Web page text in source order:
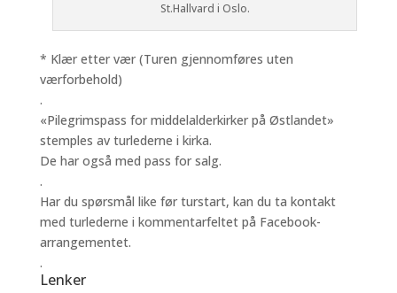
St.Hallvard i Oslo.
* Klær etter vær (Turen gjennomføres uten
værforbehold)
.
«Pilegrimspass for middelalderkirker på Østlandet»
stemples av turlederne i kirka.
De har også med pass for salg.
.
Har du spørsmål like før turstart, kan du ta kontakt
med turlederne i kommentarfeltet på Facebook-
arrangementet.
.
Lenker